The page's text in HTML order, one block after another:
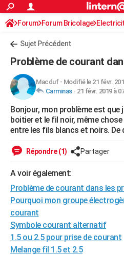
ACTUALITÉS
Politique
Société
Faits Divers
Education
Monde
Villes
+
FINANCE
Retraite
Impôts
Epargne
Immobilier
Risques naturels par ville
Banque
Assurance
Crédit
AUTO
Essais
Réserver un essai
Citadines
Berlines
SUV
Forum auto
+HIGH-TECH
Mobiles
Meilleur smartphone
Internet
Ordinateurs
Jeux vidéo
Guide high-tech
+
Forum
Aménagement intérieur
Extérieur
Cuisine
Salle de bains
Jardinage
Rangement
WEEK-END
Guides de France
Escapades
Patrimoine
Expositions
Musées
Week-end nature
+LIFESTYLE
Art de vivre
Bien-être
Loisirs
Mode
Modes de vie
SANTE
Alimentation
Guide de la santé
Maladies
Médicaments
Sommeil
VOYAGE
Destinations
City break
Voyage nature
Voyage de noces
Forum
Climat
+PHOTO
Forum Forum Bricolage
Sujet Précédent
Problème de courant
Macduf- Modifié le 21 févr.
Carminas- 21 févr. 2019 à
Bonjour, mon problème est que
boitier et le fil noir, même
entre les fils blancs et noirs. De
Répondre (1) Partager
A voir également:
Problème de courant dans les
Pourquoi mon groupe
courant
Symbole courant alternatif
1.5 ou 2.5 pour prise de courant
Melange fil 1.5 et 2.5